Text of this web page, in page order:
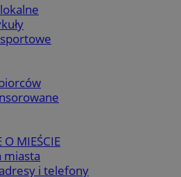
O MIEŚCIE
miasta
i telefony